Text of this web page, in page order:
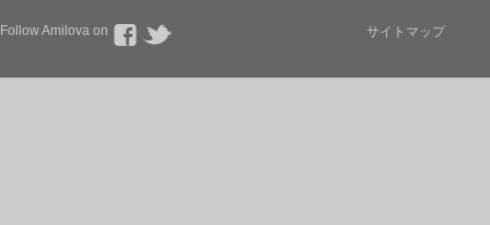
Follow Amilova on サイトマップ